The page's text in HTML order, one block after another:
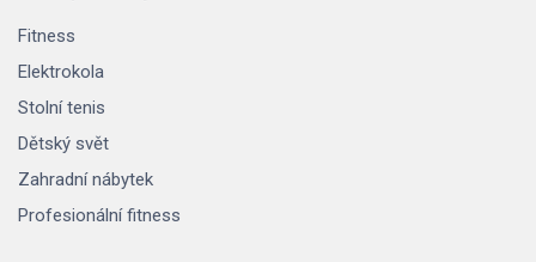
Fitness
Elektrokola
Stolní tenis
Dětský svět
Zahradní nábytek
Profesionální fitness